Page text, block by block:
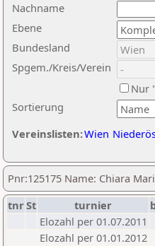
Nachname
Ebene
Sortierung
Bundesland
Spgem./Kreis/Verein
Nur
Vereinslisten:Wien
Pnr:125175 Name: Chiara
tnrSt turnier
Elozahl per 01.07.2011
Elozahl per 01.01.2012